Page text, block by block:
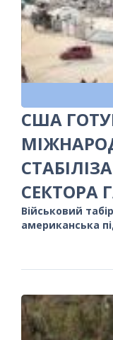
США
СЕКТОРА
Військовий
американська